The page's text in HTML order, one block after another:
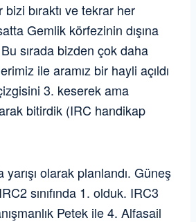
bıraktı ve tekrar her
Gemlik körfezinin dışına
Bu sırada bizden çok daha
ile aramız bir hayli açıldı
3. keserek ama
bitirdik (IRC handikap
yarışı olarak planlandı. Güneş
sınıfında 1. olduk. IRC3
Petek ile 4. Alfasail